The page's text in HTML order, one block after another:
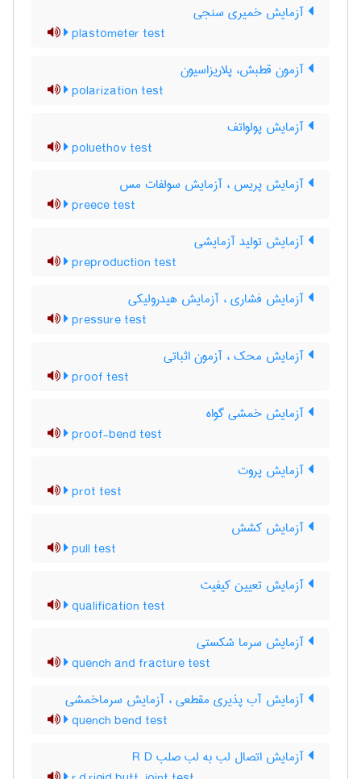
آزمایش خمیری سنجی
plastometer test
آزمون قطبش، پلاریزاسیون
polarization test
آزمایش پولواتف
poluethov test
آزمایش پریس ، آزمایش سولفات مس
preece test
آزمایش تولید آزمایشی
preproduction test
آزمایش فشاری ، آزمایش هیدرولیکی
pressure test
آزمایش محک ، آزمون اثباتی
proof test
آزمایش خمشی گواه
proof-bend test
آزمایش پروت
prot test
آزمایش کشش
pull test
آزمایش تعیین کیفیت
qualification test
آزمایش سرما شکستی
quench and fracture test
آزمایش آب پذیری مقطعی ، آزمایش سرماخمشی
quench bend test
آزمایش اتصال لب به لب صلب R D